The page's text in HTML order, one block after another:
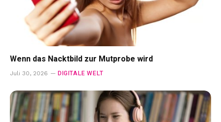
Wenn das Nacktbild zur Mutprobe wird
Juli 30, 2026 DIGITALE WELT